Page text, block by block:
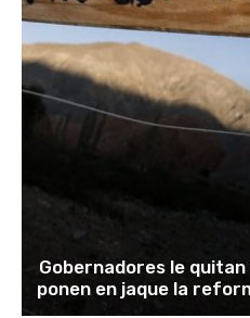
Gobernadores le
ponen en jaque la